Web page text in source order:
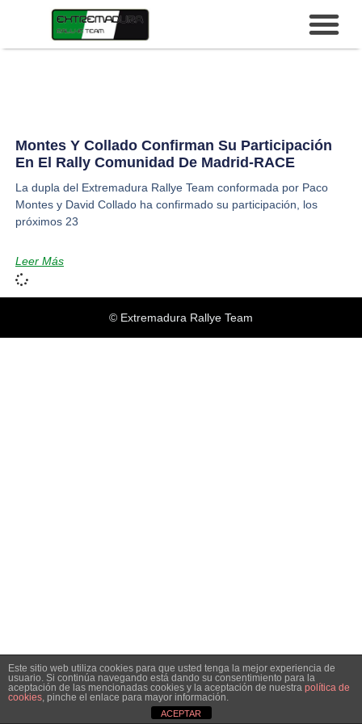
Montes Y Collado Confirman Su Participación
En El Rally Comunidad De Madrid-RACE
La dupla del Extremadura Rallye Team conformada por Paco
Montes y David Collado ha confirmado su participación, los
próximos 23
Leer Más
© Extremadura Rallye Team
Este sitio web utiliza cookies para que usted tenga la mejor experiencia de
usuario. Si continúa navegando está dando su consentimiento para la
aceptación de las mencionadas cookies y la aceptación de nuestra política de
cookies, pinche el enlace para mayor información.
ACEPTAR